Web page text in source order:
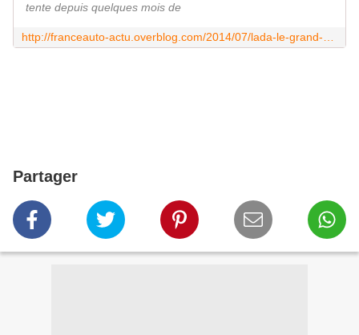
tente depuis quelques mois de
Partager